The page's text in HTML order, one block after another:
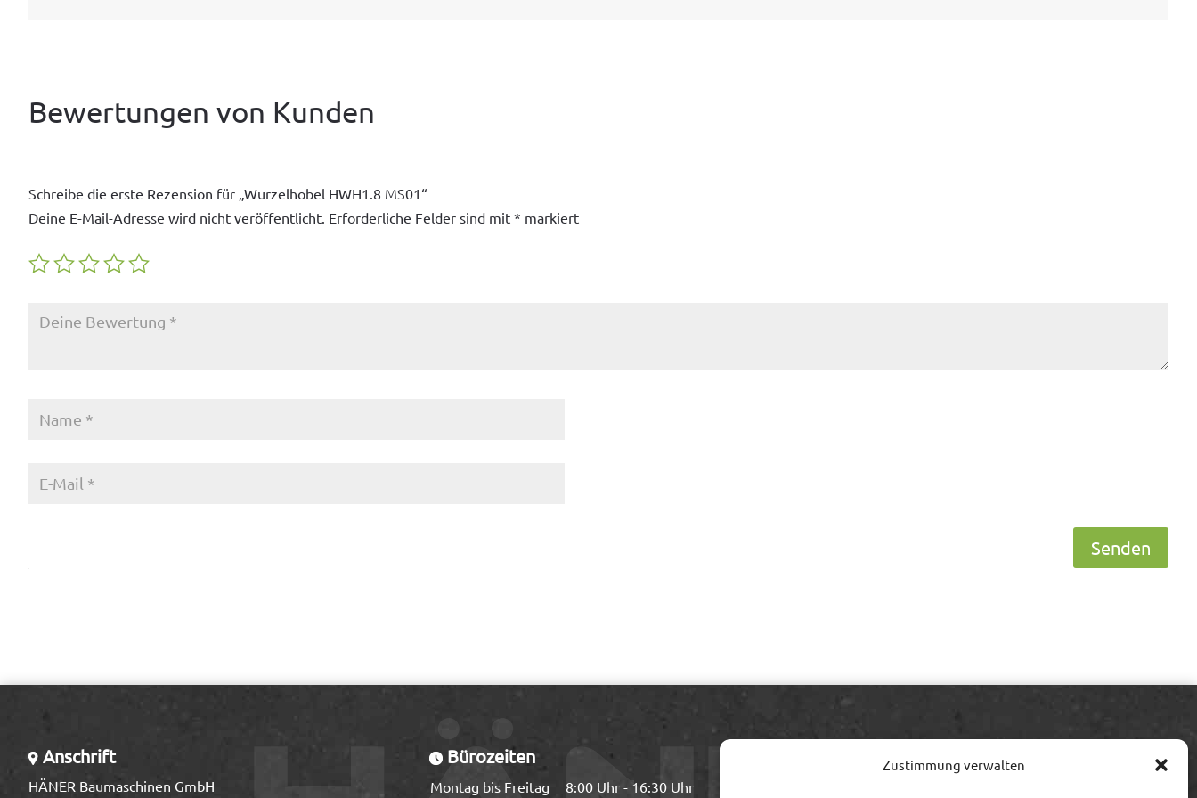
Zustimmung verwalten
Bewertungen von Kunden
Schreibe die erste Rezension für „Wurzelhobel HWH1.8 MS01“
Deine E-Mail-Adresse wird nicht veröffentlicht. Erforderliche Felder sind mit * markiert
Senden
Anschrift
HÄNER Baumaschinen GmbH
Bürozeiten
Montag bis Freitag 8:00 Uhr - 16:30 Uhr
Information